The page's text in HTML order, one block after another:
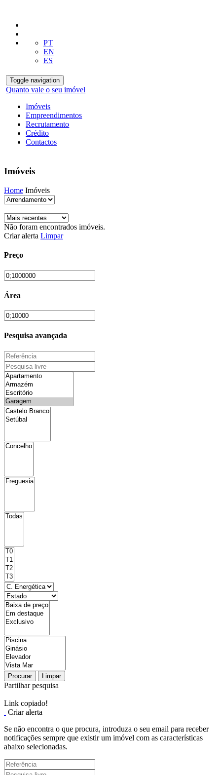
PT
EN
ES
Toggle navigation
Quanto vale o seu imóvel
Imóveis
Empreendimentos
Recrutamento
Crédito
Contactos
Imóveis
Home Imóveis
Não foram encontrados imóveis.
Criar alerta Limpar
Preço
Área
Pesquisa avançada
Procurar Limpar
Partilhar pesquisa
Link copiado!
Criar alerta
Se não encontra o que procura, introduza o seu email para receber
notificações sempre que existir um imóvel com as características
abaixo selecionadas.